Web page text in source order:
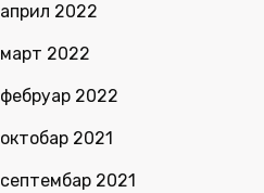
април 2022
март 2022
фебруар 2022
октобар 2021
септембар 2021